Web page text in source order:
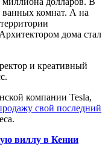
ванных комнат. А на
дома стал
и креативный
компании Tesla,
свой последний
виллу в Кении